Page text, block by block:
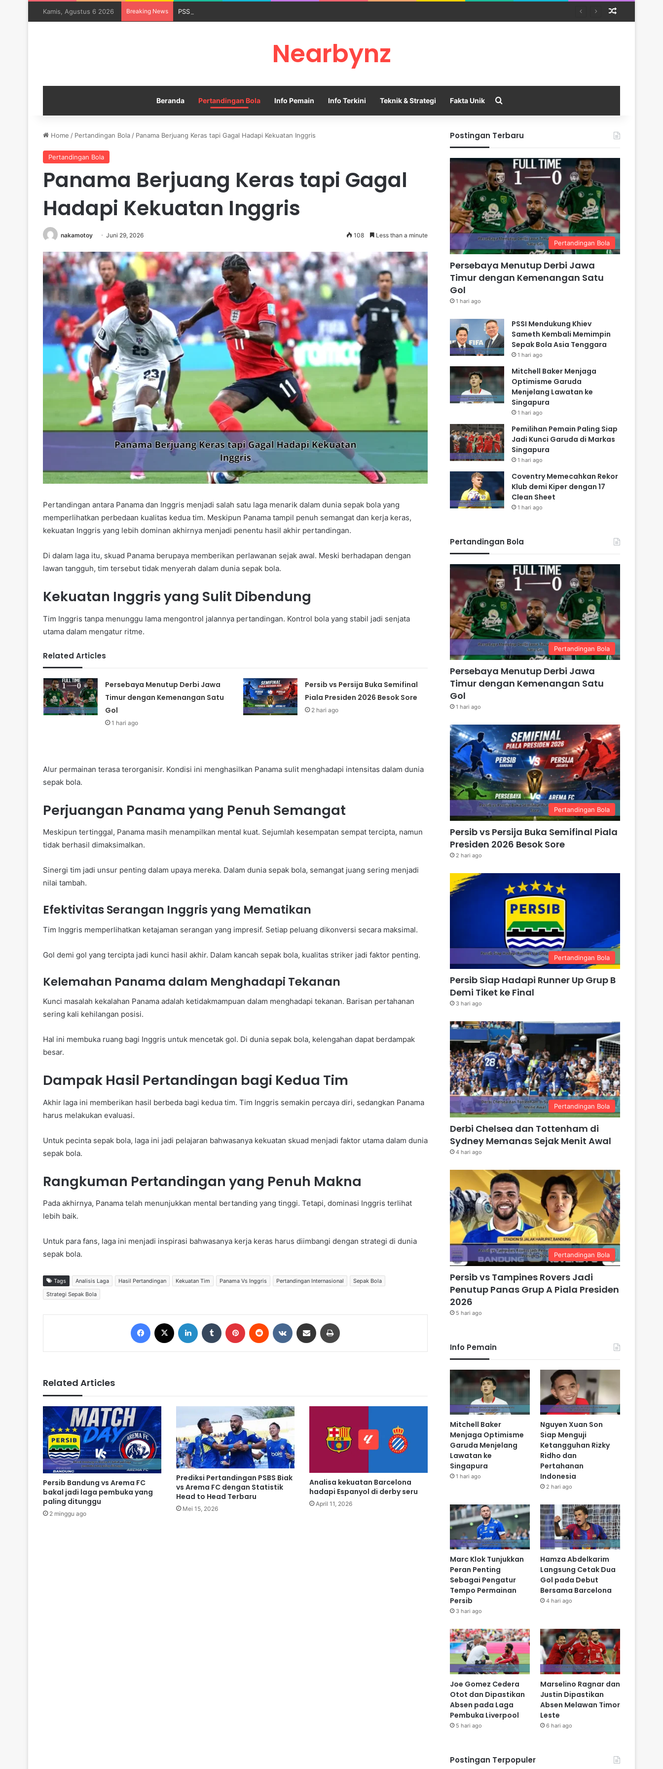
Kamis, Agustus 6 2026 Breaking News PSSI Mendukung Khiev Sameth Kembali Memimpin Sepak Bola Asia Tenggara
Nearbynz
Beranda Pertandingan Bola Info Pemain Info Terkini Teknik & Strategi Fakta Unik
Home / Pertandingan Bola / Panama Berjuang Keras tapi Gagal Hadapi Kekuatan Inggris
Pertandingan Bola
Panama Berjuang Keras tapi Gagal
Hadapi Kekuatan Inggris
nakamotoy Juni 29, 2026 108 Less than a minute
Pertandingan antara Panama dan Inggris menjadi salah satu laga menarik dalam dunia sepak bola yang
memperlihatkan perbedaan kualitas kedua tim. Meskipun Panama tampil penuh semangat dan kerja keras,
kekuatan Inggris yang lebih dominan akhirnya menjadi penentu hasil akhir pertandingan.
Di dalam laga itu, skuad Panama berupaya memberikan perlawanan sejak awal. Meski berhadapan dengan
lawan tangguh, tim tersebut tidak menyerah dalam dunia sepak bola.
Kekuatan Inggris yang Sulit Dibendung
Tim Inggris tanpa menunggu lama mengontrol jalannya pertandingan. Kontrol bola yang stabil jadi senjata
utama dalam mengatur ritme.
Related Articles
Persebaya Menutup Derbi Jawa
Timur dengan Kemenangan Satu
Gol
1 hari ago
Persib vs Persija Buka Semifinal
Piala Presiden 2026 Besok Sore
2 hari ago
Alur permainan terasa terorganisir. Kondisi ini menghasilkan Panama sulit menghadapi intensitas dalam dunia
sepak bola.
Perjuangan Panama yang Penuh Semangat
Meskipun tertinggal, Panama masih menampilkan mental kuat. Sejumlah kesempatan sempat tercipta, namun
tidak berhasil dimaksimalkan.
Sinergi tim jadi unsur penting dalam upaya mereka. Dalam dunia sepak bola, semangat juang sering menjadi
nilai tambah.
Efektivitas Serangan Inggris yang Mematikan
Tim Inggris memperlihatkan ketajaman serangan yang impresif. Setiap peluang dikonversi secara maksimal.
Gol demi gol yang tercipta jadi kunci hasil akhir. Dalam kancah sepak bola, kualitas striker jadi faktor penting.
Kelemahan Panama dalam Menghadapi Tekanan
Kunci masalah kekalahan Panama adalah ketidakmampuan dalam menghadapi tekanan. Barisan pertahanan
sering kali kehilangan posisi.
Hal ini membuka ruang bagi Inggris untuk mencetak gol. Di dunia sepak bola, kelengahan dapat berdampak
besar.
Dampak Hasil Pertandingan bagi Kedua Tim
Akhir laga ini memberikan hasil berbeda bagi kedua tim. Tim Inggris semakin percaya diri, sedangkan Panama
harus melakukan evaluasi.
Untuk pecinta sepak bola, laga ini jadi pelajaran bahwasanya kekuatan skuad menjadi faktor utama dalam dunia
sepak bola.
Rangkuman Pertandingan yang Penuh Makna
Pada akhirnya, Panama telah menunjukkan mental bertanding yang tinggi. Tetapi, dominasi Inggris terlihat
lebih baik.
Untuk para fans, laga ini menjadi inspirasi bahwasanya kerja keras harus diimbangi dengan strategi di dunia
sepak bola.
Tags Analisis Laga Hasil Pertandingan Kekuatan Tim Panama Vs Inggris Pertandingan Internasional
Sepak Bola
Strategi Sepak Bola
Related Articles
Persib Bandung vs Arema FC
bakal jadi laga pembuka yang
paling ditunggu
2 minggu ago
Prediksi Pertandingan PSBS Biak
vs Arema FC dengan Statistik
Head to Head Terbaru
Mei 15, 2026
Analisa kekuatan Barcelona
hadapi Espanyol di derby seru
April 11, 2026
Postingan Terbaru
Pertandingan Bola
Persebaya Menutup Derbi Jawa
Timur dengan Kemenangan Satu
Gol
1 hari ago
PSSI Mendukung Khiev
Sameth Kembali Memimpin
Sepak Bola Asia Tenggara
1 hari ago
Mitchell Baker Menjaga
Optimisme Garuda
Menjelang Lawatan ke
Singapura
1 hari ago
Pemilihan Pemain Paling Siap
Jadi Kunci Garuda di Markas
Singapura
1 hari ago
Coventry Memecahkan Rekor
Klub demi Kiper dengan 17
Clean Sheet
1 hari ago
Pertandingan Bola
Pertandingan Bola
Persebaya Menutup Derbi Jawa
Timur dengan Kemenangan Satu
Gol
1 hari ago
Pertandingan Bola
Persib vs Persija Buka Semifinal Piala
Presiden 2026 Besok Sore
2 hari ago
Pertandingan Bola
Persib Siap Hadapi Runner Up Grup B
Demi Tiket ke Final
3 hari ago
Pertandingan Bola
Derbi Chelsea dan Tottenham di
Sydney Memanas Sejak Menit Awal
4 hari ago
Pertandingan Bola
Persib vs Tampines Rovers Jadi
Penutup Panas Grup A Piala Presiden
2026
5 hari ago
Info Pemain
Mitchell Baker
Menjaga Optimisme
Garuda Menjelang
Lawatan ke
Singapura
1 hari ago
Nguyen Xuan Son
Siap Menguji
Ketangguhan Rizky
Ridho dan
Pertahanan
Indonesia
2 hari ago
Marc Klok Tunjukkan
Peran Penting
Sebagai Pengatur
Tempo Permainan
Persib
3 hari ago
Hamza Abdelkarim
Langsung Cetak Dua
Gol pada Debut
Bersama Barcelona
4 hari ago
Joe Gomez Cedera
Otot dan Dipastikan
Absen pada Laga
Pembuka Liverpool
5 hari ago
Marselino Ragnar dan
Justin Dipastikan
Absen Melawan Timor
Leste
6 hari ago
Postingan Terpopuler